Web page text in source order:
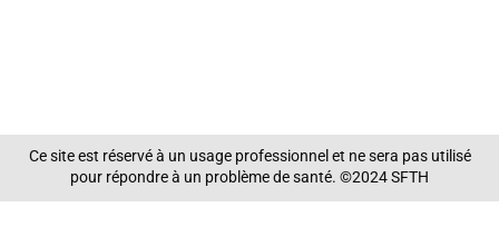
Ce site est réservé à un usage professionnel et ne sera pas utilisé
pour répondre à un problème de santé. ©2024 SFTH